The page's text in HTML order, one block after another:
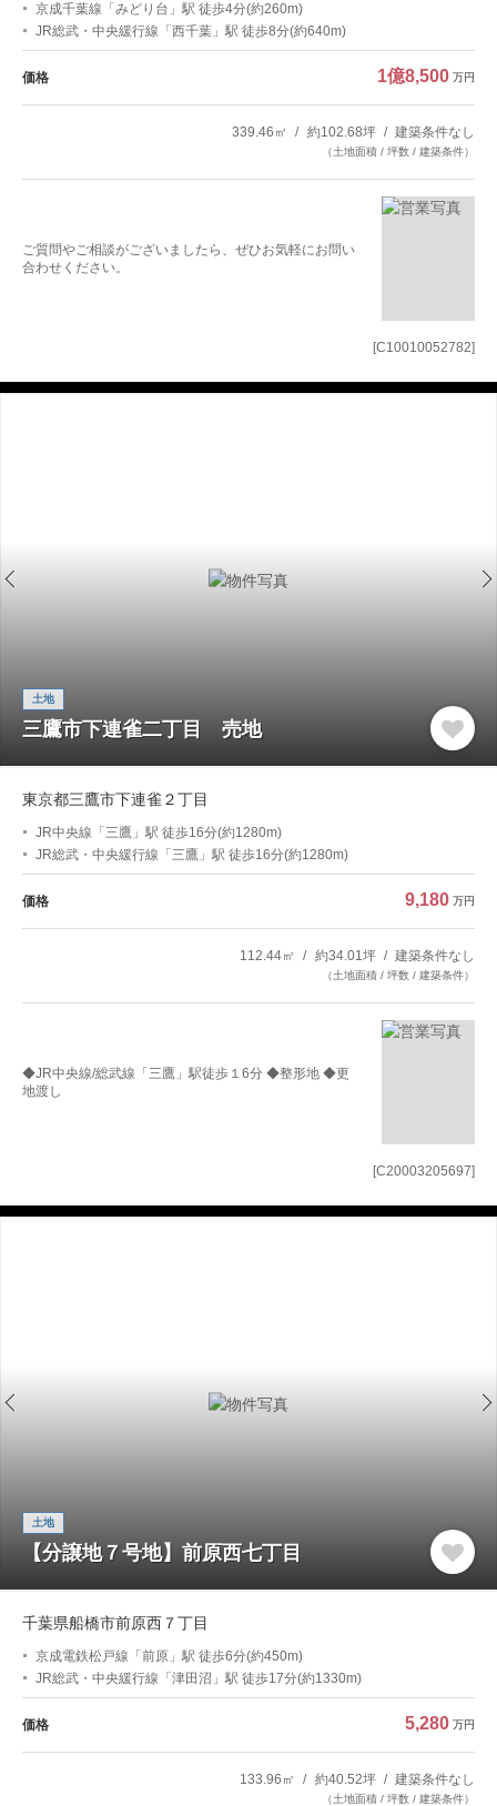
[C10010052782]
京成千葉線「みどり台」駅 徒歩4分(約260m)
JR総武・中央緩行線「西千葉」駅 徒歩8分(約640m)
価格 1億8,500 万円
339.46㎡ 約102.68坪 建築条件なし
（土地面積 / 坪数 / 建築条件）
ご質問やご相談がございましたら、ぜひお気軽にお問い
合わせください。
[C20003205697]
土地
三鷹市下連雀二丁目 売地
東京都三鷹市下連雀２丁目
JR中央線「三鷹」駅 徒歩16分(約1280m)
JR総武・中央緩行線「三鷹」駅 徒歩16分(約1280m)
価格 9,180 万円
112.44㎡ 約34.01坪 建築条件なし
（土地面積 / 坪数 / 建築条件）
◆JR中央線/総武線「三鷹」駅徒歩１6分 ◆整形地 ◆更
地渡し
土地
【分譲地７号地】前原西七丁目
千葉県船橋市前原西７丁目
京成電鉄松戸線「前原」駅 徒歩6分(約450m)
JR総武・中央緩行線「津田沼」駅 徒歩17分(約1330m)
価格 5,280 万円
133.96㎡ 約40.52坪 建築条件なし
（土地面積 / 坪数 / 建築条件）